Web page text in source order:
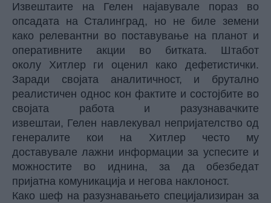
Извештаите на Гелен најавувале пораз во
опсадата на Сталинград, но не биле земени
како релевантни во поставување на планот и
оперативните акции во битката. Штабот
околу Хитлер ги оценил како дефетистички.
Заради својата аналитичност, и брутално
реалистичен однос кон фактите и состојбите во
својата работа и разузнавачките
извештаи, Гелен навлекувал непријателство од
генералите кои на Хитлер често му
доставувале лажни информации за успесите и
можностите во иднина, за да обезбедат
пријатна комуникација и негова наклоност.
Како шеф на разузнавањето специјализиран за